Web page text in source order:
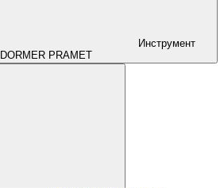
Инструмент
DORMER PRAMET